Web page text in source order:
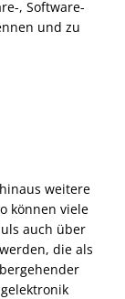
, Software-
und zu
weitere
können viele
auch über
die als